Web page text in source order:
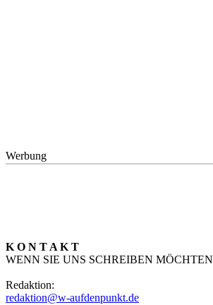
Werbung
K O N T A K T
WENN SIE UNS SCHREIBEN MÖCHTEN
Redaktion:
redaktion@w-aufdenpunkt.de